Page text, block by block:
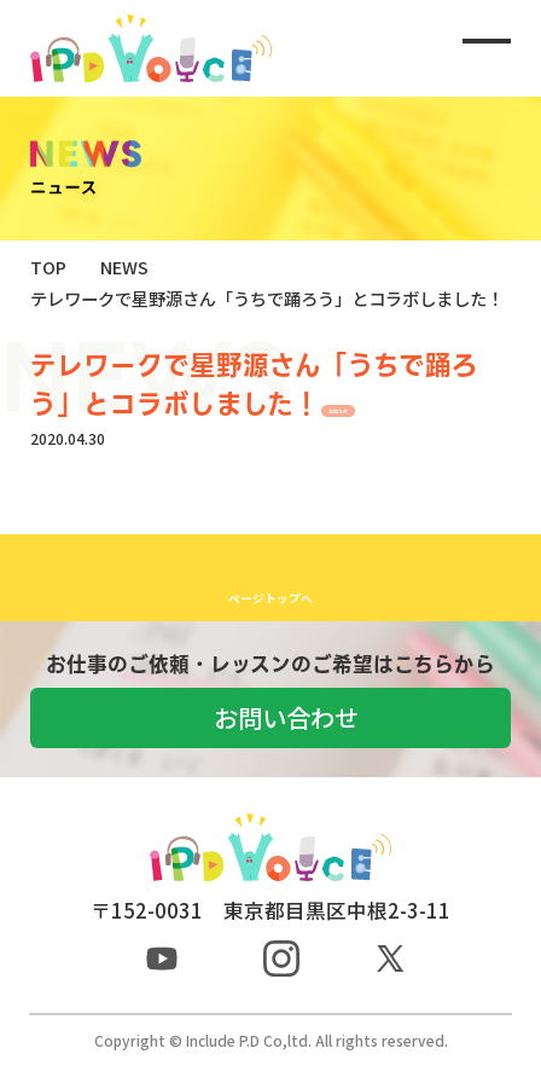
TOP
NEWS
テレワークで星野源さん「うちで踊ろう」とコラボしました！
テレワークで星野源さん「うちで踊ろ
う」とコラボしました！
お知らせ
2020.04.30
ページトップへ
お仕事のご依頼・レッスンのご希望はこちらから
お問い合わせ
〒152-0031 東京都目黒区中根2-3-11
Copyright © Include P.D Co,ltd. All rights reserved.